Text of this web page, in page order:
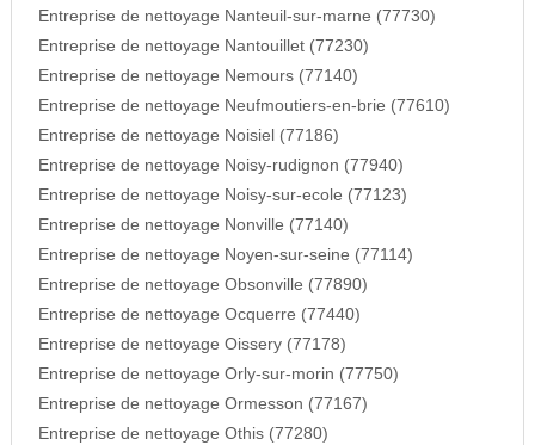
Entreprise de nettoyage Nanteuil-sur-marne (77730)
Entreprise de nettoyage Nantouillet (77230)
Entreprise de nettoyage Nemours (77140)
Entreprise de nettoyage Neufmoutiers-en-brie (77610)
Entreprise de nettoyage Noisiel (77186)
Entreprise de nettoyage Noisy-rudignon (77940)
Entreprise de nettoyage Noisy-sur-ecole (77123)
Entreprise de nettoyage Nonville (77140)
Entreprise de nettoyage Noyen-sur-seine (77114)
Entreprise de nettoyage Obsonville (77890)
Entreprise de nettoyage Ocquerre (77440)
Entreprise de nettoyage Oissery (77178)
Entreprise de nettoyage Orly-sur-morin (77750)
Entreprise de nettoyage Ormesson (77167)
Entreprise de nettoyage Othis (77280)